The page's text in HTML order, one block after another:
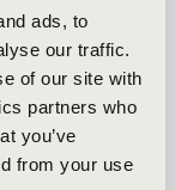
ads, to
our traffic.
of our site with
partners who
you’ve
from your use